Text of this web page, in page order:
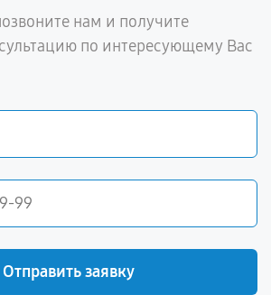
нам и получите
по интересующему Вас
Отправить заявку